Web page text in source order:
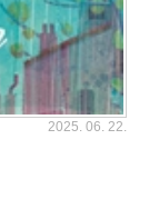
2025. 06. 22.